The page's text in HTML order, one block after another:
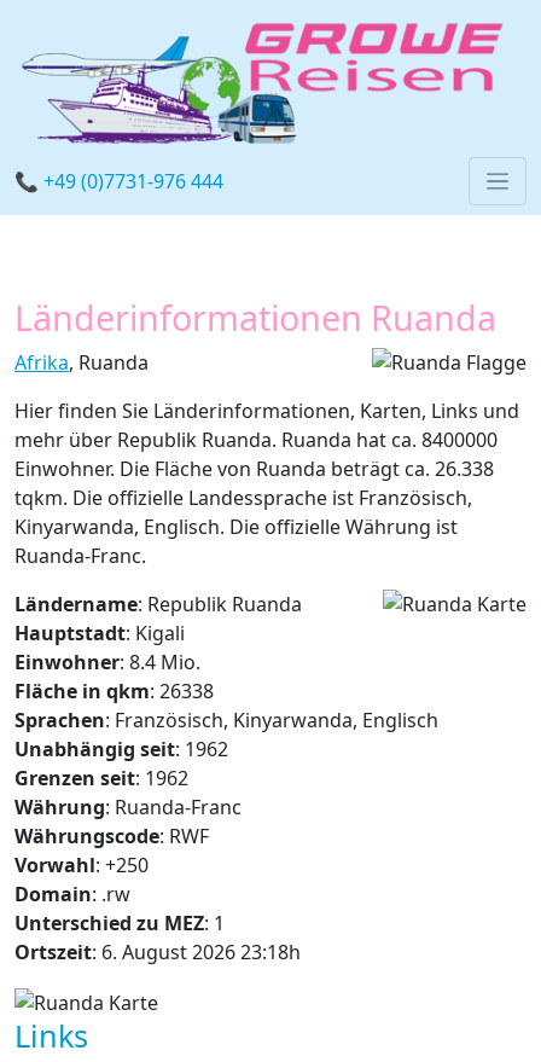
📞 +49 (0)7731-976 444
Länderinformationen Ruanda
Afrika, Ruanda
Hier finden Sie Länderinformationen, Karten, Links und
mehr über Republik Ruanda. Ruanda hat ca. 8400000
Einwohner. Die Fläche von Ruanda beträgt ca. 26.338
tqkm. Die offizielle Landessprache ist Französisch,
Kinyarwanda, Englisch. Die offizielle Währung ist
Ruanda-Franc.
Ländername: Republik Ruanda
Hauptstadt: Kigali
Einwohner: 8.4 Mio.
Fläche in qkm: 26338
Sprachen: Französisch, Kinyarwanda, Englisch
Unabhängig seit: 1962
Grenzen seit: 1962
Währung: Ruanda-Franc
Währungscode: RWF
Vorwahl: +250
Domain: .rw
Unterschied zu MEZ: 1
Ortszeit: 6. August 2026 23:18h
Links